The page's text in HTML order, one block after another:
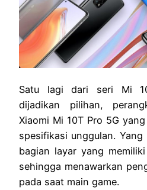
Satu lagi dari seri Mi
dijadikan pilihan,
Xiaomi Mi 10T Pro 5G
spesifikasi unggulan.
bagian layar yang
sehingga menawarkan
pada saat main game.